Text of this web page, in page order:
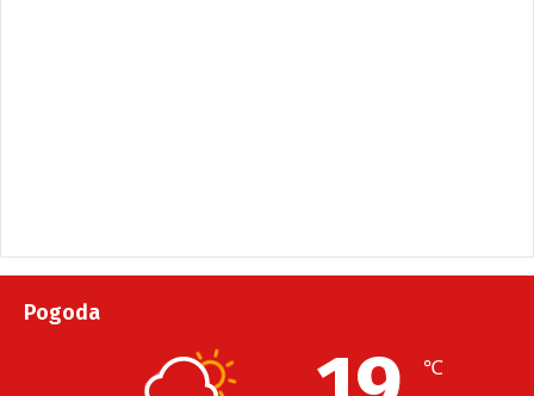
Pogoda
℃